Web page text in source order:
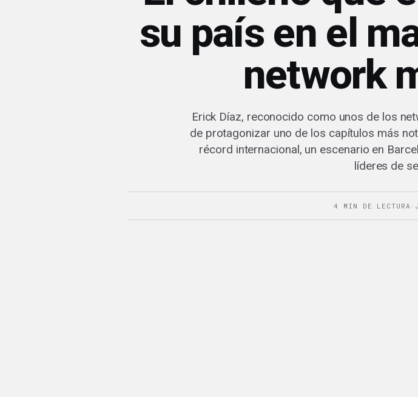
su país en el
network
Erick Díaz, reconocido como unos de los
de protagonizar uno de los capítulos más
récord internacional, un escenario en
líderes de
4 MIN DE LECTURA ·